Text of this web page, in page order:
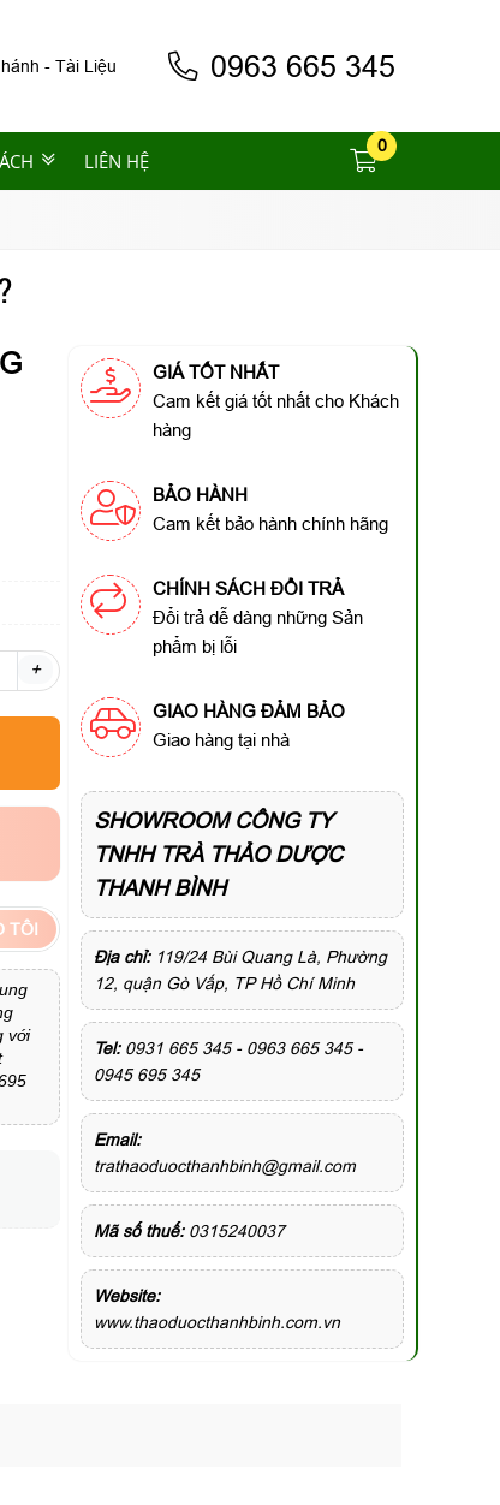
- Tài Liệu 0963 665 345
LIÊN HỆ
0
+
TÔI
với
GIÁ TỐT NHẤT
Cam kết giá tốt nhất cho Khách
hàng
BẢO HÀNH
Cam kết bảo hành chính hãng
CHÍNH SÁCH ĐỔI TRẢ
Đổi trả dễ dàng những Sản
phẩm bị lỗi
GIAO HÀNG ĐẢM BẢO
Giao hàng tại nhà
SHOWROOM CÔNG TY
TNHH TRÀ THẢO DƯỢC
THANH BÌNH
Địa chỉ: 119/24 Bùi Quang Là, Phường
12, quận Gò Vấp, TP Hồ Chí Minh
Tel:0931 665 345 - 0963 665 345 -
0945 695 345
Email:
trathaoduocthanhbinh@gmail.com
Mã số thuế: 0315240037
Website:
www.thaoduocthanhbinh.com.vn